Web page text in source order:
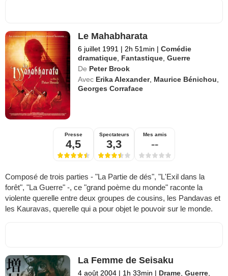
Le Mahabharata
6 juillet 1991 | 2h 51min | Comédie
dramatique Fantastique ,Guerre
De Peter Brook
Avec Erika Alexander, Maurice Bénichou
Georges Corraface
Presse
4,5
Spectateurs
3,3
Mes amis
--
Composé de trois parties - "La Partie de dés", "L'Exil dans la
forêt", "La Guerre" -, ce "grand poème du monde" raconte la
violente querelle entre deux groupes de cousins, les Pandavas et
les Kauravas, querelle qui a pour objet le pouvoir sur le monde.
La Femme de Seisaku
4 août 2004 | 1h 33min | Drame ,Guerre